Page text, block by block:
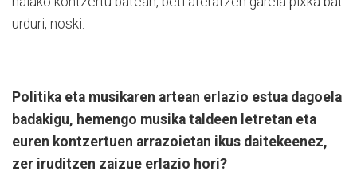
urduri, noski.
Politika eta musikaren artean erlazio estua dagoela
badakigu, hemengo musika taldeen letretan eta
euren kontzertuen arrazoietan ikus daitekeenez,
zer iruditzen zaizue erlazio hori?